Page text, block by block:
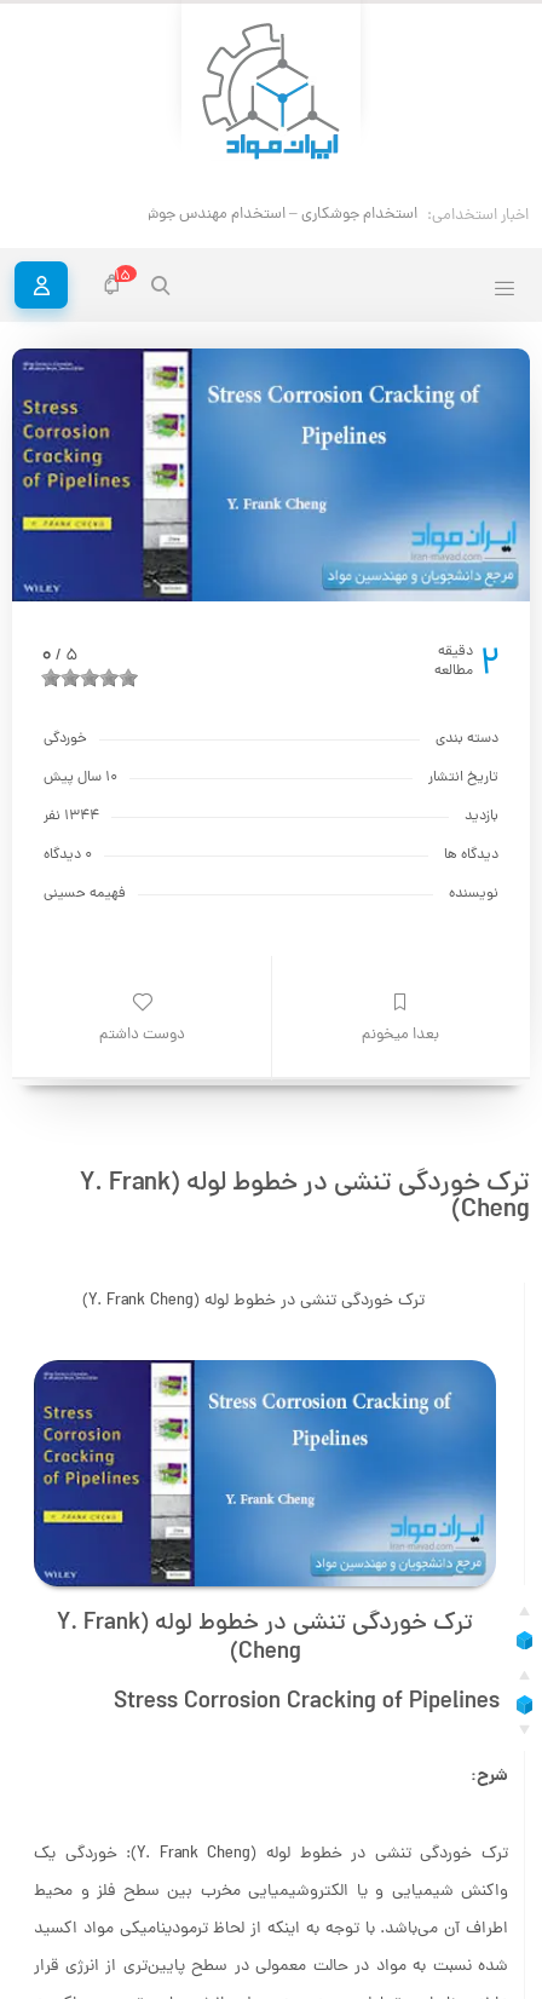
اخبار استخدامی: استخدام مهندس
15
2 دقیقه
مطالعه
5
/
0
دسته بندی
خوردگی
تاریخ انتشار
10 سال پیش
بازدید
1344 نفر
دیدگاه ها
0 دیدگاه
نویسنده
فهیمه حسینی
بعدا میخونم دوست داشتم
ترک خوردگی تنشی در خطوط لوله (Y. Frank
Cheng)
ترک خوردگی تنشی در خطوط لوله (Y. Frank Cheng)
ترک خوردگی تنشی در خطوط لوله (Y. Frank
Cheng)
Stress Corrosion Cracking of Pipelines
شرح:
ترک خوردگی تنشی در خطوط لوله (Y. Frank Cheng): خوردگی یک
واکنش شیمیایی و یا الکتروشیمیایی مخرب بین سطح فلز و محیط
اطراف آن می‌باشد. با توجه به اینکه از لحاظ ترمودینامیکی مواد اکسید
شده نسبت به مواد در حالت معمولی در سطح پایین‌تری از انرژی قرار